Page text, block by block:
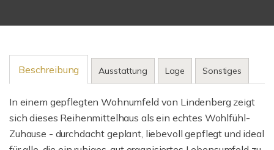
Beschreibung Ausstattung Lage Sonstiges
In einem gepflegten Wohnumfeld von Lindenberg zeigt
sich dieses Reihenmittelhaus als ein echtes Wohlfühl-
Zuhause - durchdacht geplant, liebevoll gepflegt und ideal